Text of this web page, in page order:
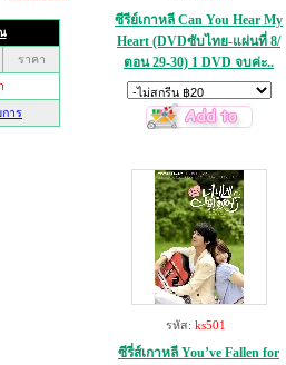
ซีรีย์เกาหลี Can You Hear My
Heart (DVDซับไทย-แผ่นที่ 8/
ตอน 29-30) 1 DVD จบค่ะ..
รหัส: ks501
ซีรี่ส์เกาหลี You’ve Fallen for